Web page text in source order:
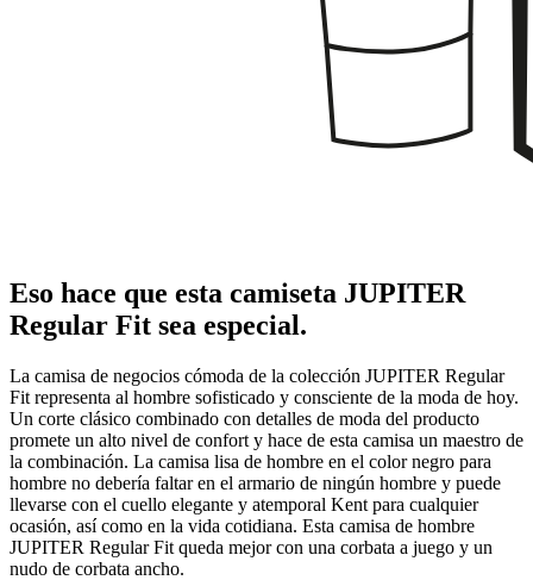
Eso hace que esta camiseta JUPITER
Regular Fit sea especial.
La camisa de negocios cómoda de la colección JUPITER Regular
Fit representa al hombre sofisticado y consciente de la moda de hoy.
Un corte clásico combinado con detalles de moda del producto
promete un alto nivel de confort y hace de esta camisa un maestro de
la combinación. La camisa lisa de hombre en el color negro para
hombre no debería faltar en el armario de ningún hombre y puede
llevarse con el cuello elegante y atemporal Kent para cualquier
ocasión, así como en la vida cotidiana. Esta camisa de hombre
JUPITER Regular Fit queda mejor con una corbata a juego y un
nudo de corbata ancho.